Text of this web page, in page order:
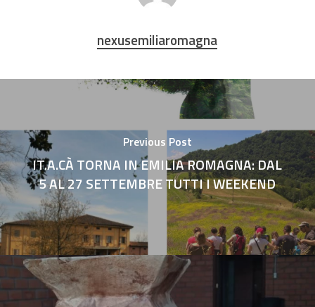
nexusemiliaromagna
Previous Post
IT.A.CÀ TORNA IN EMILIA ROMAGNA: DAL
5 AL 27 SETTEMBRE TUTTI I WEEKEND